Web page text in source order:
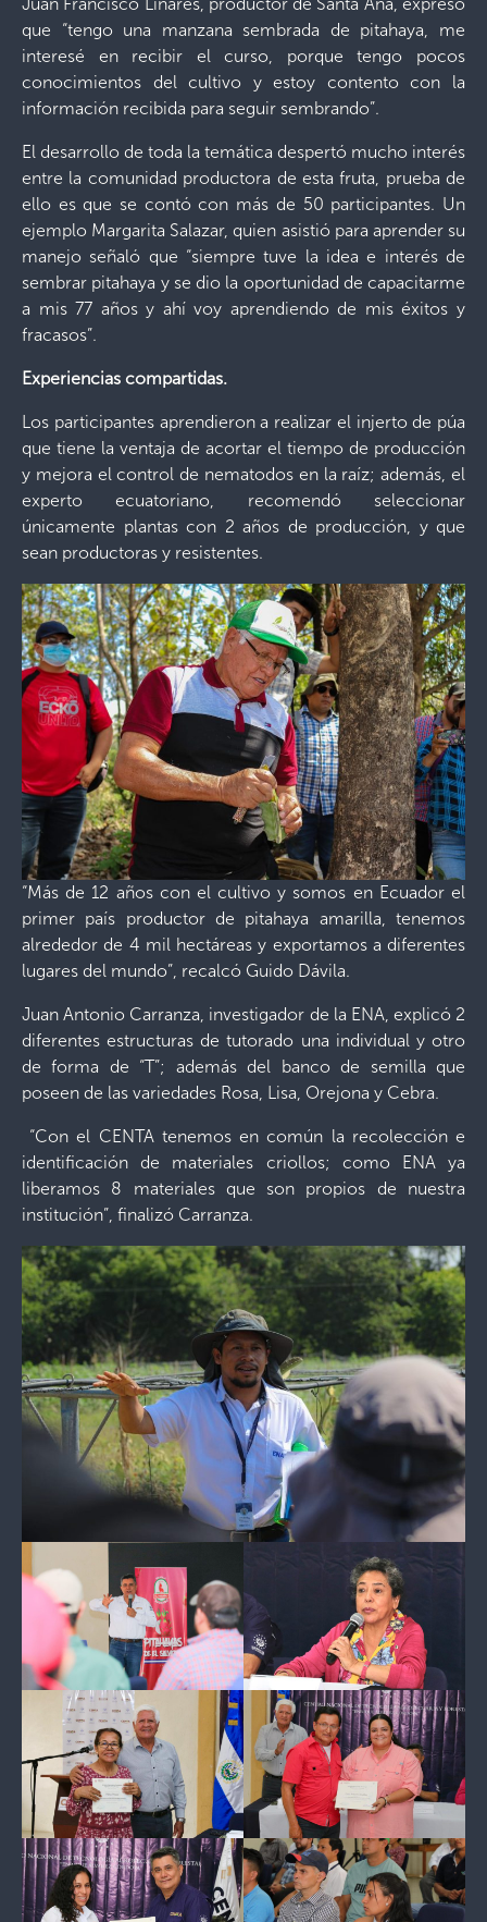
que “tengo una manzana sembrada de pitahaya, me
interesé en recibir el curso, porque tengo pocos
conocimientos del cultivo y estoy contento con la
información recibida para seguir sembrando”.
El desarrollo de toda la temática despertó mucho interés
entre la comunidad productora de esta fruta, prueba de
ello es que se contó con más de 50 participantes. Un
ejemplo Margarita Salazar, quien asistió para aprender su
manejo señaló que “siempre tuve la idea e interés de
sembrar pitahaya y se dio la oportunidad de capacitarme
a mis 77 años y ahí voy aprendiendo de mis éxitos y
fracasos”.
Experiencias compartidas.
Los participantes aprendieron a realizar el injerto de púa
que tiene la ventaja de acortar el tiempo de producción
y mejora el control de nematodos en la raíz; además, el
experto ecuatoriano, recomendó seleccionar
únicamente plantas con 2 años de producción, y que
sean productoras y resistentes.
“Más de 12 años con el cultivo y somos en Ecuador el
primer país productor de pitahaya amarilla, tenemos
alrededor de 4 mil hectáreas y exportamos a diferentes
lugares del mundo”, recalcó Guido Dávila.
Juan Antonio Carranza, investigador de la ENA, explicó 2
diferentes estructuras de tutorado una individual y otro
de forma de “T”; además del banco de semilla que
poseen de las variedades Rosa, Lisa, Orejona y Cebra.
“Con el CENTA tenemos en común la recolección e
identificación de materiales criollos; como ENA ya
liberamos 8 materiales que son propios de nuestra
institución”, finalizó Carranza.